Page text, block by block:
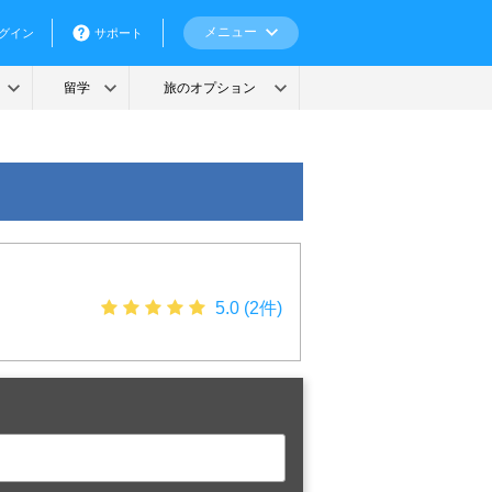
5.0 (2件)